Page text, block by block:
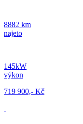
8882 km
najeto
145kW
výkon
719 900,- Kč